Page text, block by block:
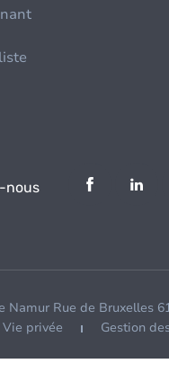
nous
Namur Rue de Bruxelles
Vie privée Gestion